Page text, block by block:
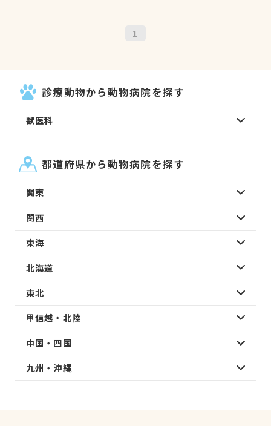
1
診療動物から動物病院を探す
獣医科
都道府県から動物病院を探す
関東
関西
東海
北海道
東北
甲信越・北陸
中国・四国
九州・沖縄